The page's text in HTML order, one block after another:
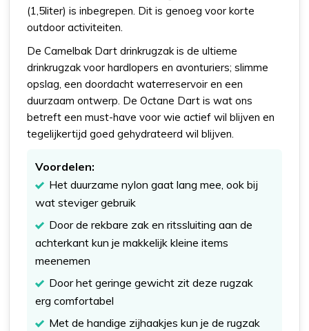
(1,5liter) is inbegrepen. Dit is genoeg voor korte
outdoor activiteiten.
De Camelbak Dart drinkrugzak is de ultieme
drinkrugzak voor hardlopers en avonturiers; slimme
opslag, een doordacht waterreservoir en een
duurzaam ontwerp. De Octane Dart is wat ons
betreft een must-have voor wie actief wil blijven en
tegelijkertijd goed gehydrateerd wil blijven.
Voordelen:
Het duurzame nylon gaat lang mee, ook bij
wat steviger gebruik
Door de rekbare zak en ritssluiting aan de
achterkant kun je makkelijk kleine items
meenemen
Door het geringe gewicht zit deze rugzak
erg comfortabel
Met de handige zijhaakjes kun je de rugzak